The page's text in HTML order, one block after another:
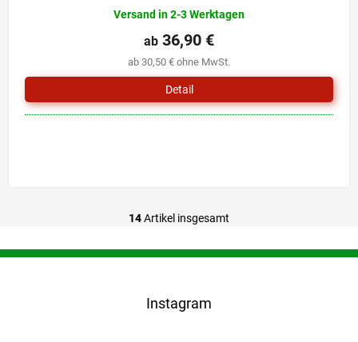
Versand in 2-3 Werktagen
ab 30,50 € ohne MwSt.
ab 36,90 €
Detail
S
e
r
e
14Artikel insgesamt
F
Instagram